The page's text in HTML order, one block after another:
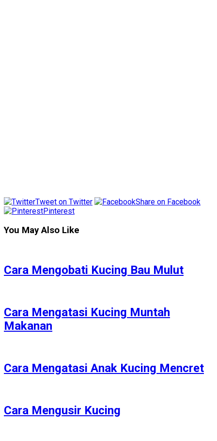
Tweet on Twitter
Share on Facebook
Pinterest
You May Also Like
Cara Mengobati Kucing Bau Mulut
Cara Mengatasi Kucing Muntah
Makanan
Cara Mengatasi Anak Kucing Mencret
Cara Mengusir Kucing